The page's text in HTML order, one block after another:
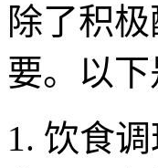
除了积
要。以下
1. 饮食